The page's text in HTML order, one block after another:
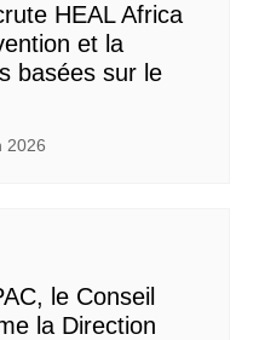
HEAL Africa
et la
basées sur le
2026
le Conseil
la Direction